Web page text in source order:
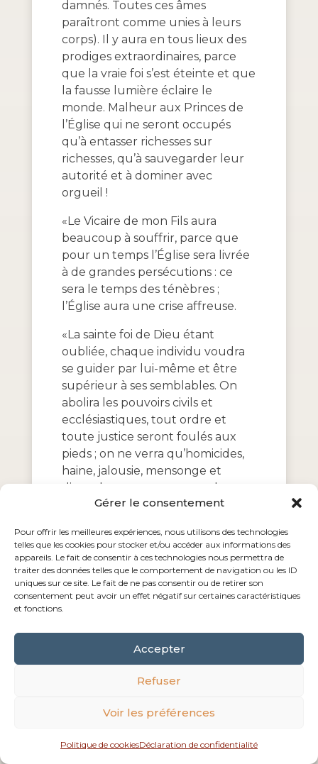
Gérer le consentement
Pour offrir les meilleures expériences, nous utilisons des technologies
telles que les cookies pour stocker et/ou accéder aux informations des
appareils. Le fait de consentir à ces technologies nous permettra de
traiter des données telles que le comportement de navigation ou les ID
uniques sur ce site. Le fait de ne pas consentir ou de retirer son
consentement peut avoir un effet négatif sur certaines caractéristiques
et fonctions.
Accepter
Refuser
Voir les préférences
Politique de cookiesDéclaration de confidentialité
damnés. Toutes ces âmes
paraîtront comme unies à leurs
corps). Il y aura en tous lieux des
prodiges extraordinaires, parce
que la vraie foi s’est éteinte et que
la fausse lumière éclaire le
monde. Malheur aux Princes de
l’Église qui ne seront occupés
qu’à entasser richesses sur
richesses, qu’à sauvegarder leur
autorité et à dominer avec
orgueil !
«Le Vicaire de mon Fils aura
beaucoup à souffrir, parce que
pour un temps l’Église sera livrée
à de grandes persécutions : ce
sera le temps des ténèbres ;
l’Église aura une crise affreuse.
«La sainte foi de Dieu étant
oubliée, chaque individu voudra
se guider par lui-même et être
supérieur à ses semblables. On
abolira les pouvoirs civils et
ecclésiastiques, tout ordre et
toute justice seront foulés aux
pieds ; on ne verra qu’homicides,
haine, jalousie, mensonge et
discorde, sans amour pour la
patrie ni pour la famille.
«Le Saint-Père souffrira
beaucoup. Je serai avec lui
jusqu’à la fin pour recevoir son
sacrifice.
«Les méchants attenteront
plusieurs fois à sa vie sans pouvoir
nuire à ses jours ; mais ni lui, ni son
successeur…, ne verront le
triomphe de l’Église de Dieu.
«Les gouvernants civils auront
d’abolir et de faire disparaître tout